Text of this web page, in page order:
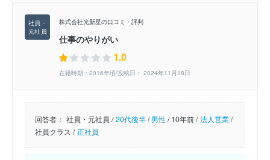
株式会社光新星の口コミ・評判
仕事のやりがい
1.0
在籍時期：2016年頃/投稿日： 2024年11月18日
回答者： 社員・元社員 / 20代後半/男性/10年前 / 法人営業/
社員クラス / 正社員